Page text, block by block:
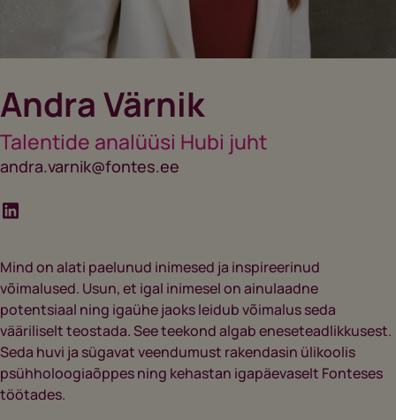
Andra Värnik
Talentide analüüsi Hubi juht
andra.varnik@fontes.ee
Mind on alati paelunud inimesed ja inspireerinud
võimalused. Usun, et igal inimesel on ainulaadne
potentsiaal ning igaühe jaoks leidub võimalus seda
vääriliselt teostada. See teekond algab eneseteadlikkusest.
Seda huvi ja sügavat veendumust rakendasin ülikoolis
psühholoogiaõppes ning kehastan igapäevaselt Fonteses
töötades.